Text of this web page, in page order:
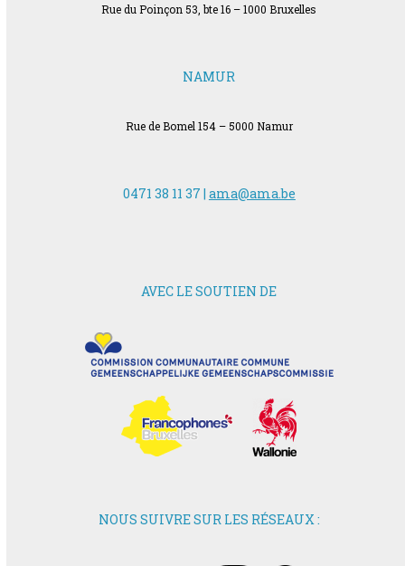
Rue du Poinçon 53, bte 16 – 1000 Bruxelles
NAMUR
Rue de Bomel 154 – 5000 Namur
0471 38 11 37 | ama@ama.be
AVEC LE SOUTIEN DE
NOUS SUIVRE SUR LES RÉSEAUX :